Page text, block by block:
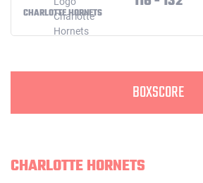
CHARLOTTE HORNETS
BOXSCORE
CHARLOTTE HORNETS